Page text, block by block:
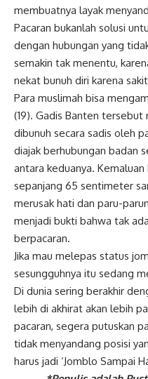
membuatnya layak
Pacaran bukanlah solusi
dengan hubungan yang
semakin tak menentu,
nekat bunuh diri karena
Para muslimah bisa
(19). Gadis Banten tersebut
dibunuh secara sadis oleh
diajak berhubungan badan
antara keduanya.
sepanjang 65 sentimeter
merusak hati dan paru-
menjadi bukti bahwa tak
berpacaran.
Jika mau melepas status
sesungguhnya itu sedang
Di dunia sering berakhir
lebih di akhirat akan lebih
pacaran, segera putuskan
tidak menyandang posisi
harus jadi ‘Jomblo Sampai